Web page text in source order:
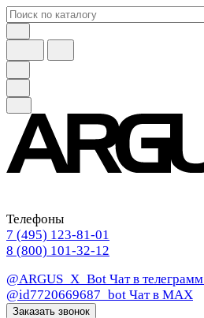
Телефоны
7 (495) 123-81-01
8 (800) 101-32-12
@ARGUS_X_Bot Чат в телеграмм
@id7720669687_bot Чат в МАХ
Заказать звонок